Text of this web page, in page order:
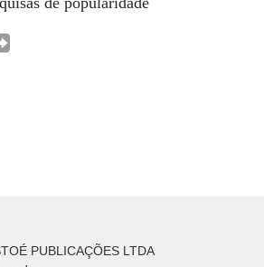
PUBLICAÇÕES LTDA